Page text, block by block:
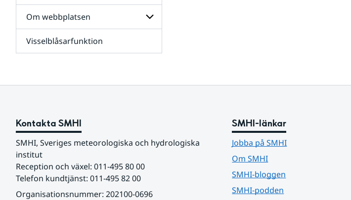
Undersidor
för
och
Om webbplatsen
för
Visselblåsarfunktion
Kontakta SMHI
SMHI, Sveriges meteorologiska och hydrologiska
institut
Reception och växel: 011-495 80 00
Telefon kundtjänst: 011-495 82 00
Organisationsnummer: 202100-0696
SMHI-länkar
Jobba på SMHI
Om SMHI
SMHI-bloggen
SMHI-podden